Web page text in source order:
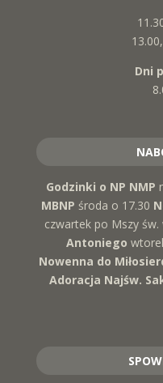
Dni
Godzinki o NP NMP
MBNP środa o 17.30
czwartek po Mszy św.
Antoniego
Nowenna do
Adoracja Najśw.